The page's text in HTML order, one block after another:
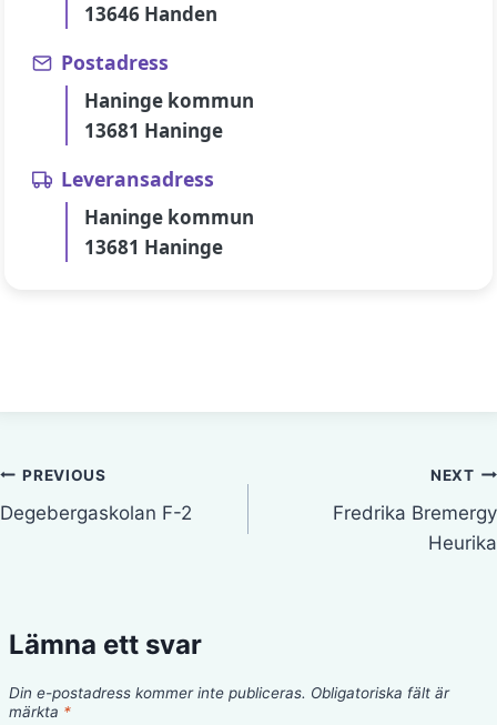
13646 Handen
Postadress
Haninge kommun
13681 Haninge
Leveransadress
Haninge kommun
13681 Haninge
Inläggsnavigering
PREVIOUS
Degebergaskolan F-2
NEXT
Fredrika Bremergy
Heurika
Lämna ett svar
Din e-postadress kommer inte publiceras. Obligatoriska fält är
märkta *